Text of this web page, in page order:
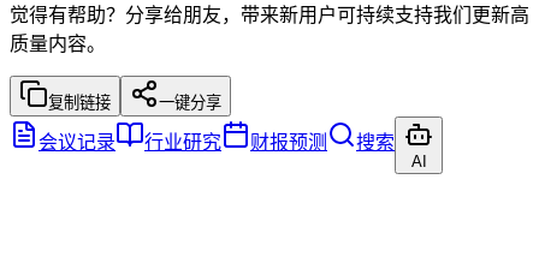
觉得有帮助？分享给朋友，带来新用户可持续支持我们更新高
质量内容。
复制链接 一键分享
会议记录 行业研究 财报预测 搜索
AI